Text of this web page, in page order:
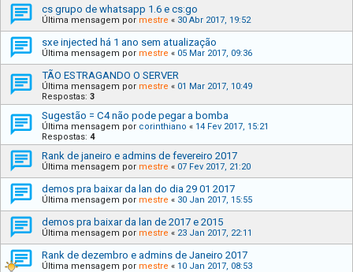
cs grupo de whatsapp 1.6 e cs:go
Última mensagem por mestre « 30 Abr 2017, 19:52
sxe injected há 1 ano sem atualização
Última mensagem por mestre « 05 Mar 2017, 09:36
TÃO ESTRAGANDO O SERVER
Última mensagem por mestre « 01 Mar 2017, 10:49
Respostas: 3
Sugestão = C4 não pode pegar a bomba
Última mensagem por corinthiano « 14 Fev 2017, 15:21
Respostas: 4
Rank de janeiro e admins de fevereiro 2017
Última mensagem por mestre « 07 Fev 2017, 21:20
demos pra baixar da lan do dia 29 01 2017
Última mensagem por mestre « 30 Jan 2017, 15:55
demos pra baixar da lan de 2017 e 2015
Última mensagem por mestre « 23 Jan 2017, 22:11
Rank de dezembro e admins de Janeiro 2017
Última mensagem por mestre « 10 Jan 2017, 08:53